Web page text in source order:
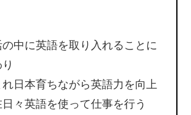
の中に英語を取り入れることに
れ日本育ちながら英語力を向上
々英語を使って仕事を行う